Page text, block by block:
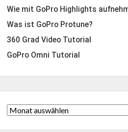
Wie mit GoPro Highlights
Was ist GoPro Protune?
360 Grad Video Tutorial
GoPro Omni Tutorial